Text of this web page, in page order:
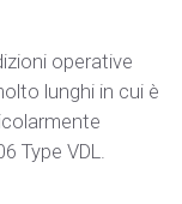
operative
lunghi in cui è
Type VDL.